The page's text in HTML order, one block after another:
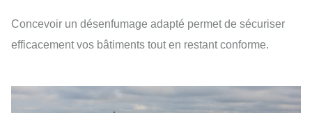
Concevoir un désenfumage adapté permet de sécuriser
efficacement vos bâtiments tout en restant conforme.